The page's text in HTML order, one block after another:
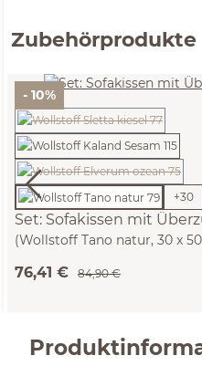
Zubehörprodukte
- 10%
Set: Sofakissen mit
(Wollstoff Tano natur, 30 x
+30
76,41 € 84,90 €